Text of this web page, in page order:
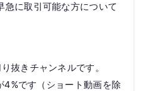
急に取引可能な方について
抜きチャンネルです。
です（ショート動画を除